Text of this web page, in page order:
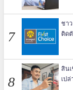
ชา
ติด
สิน
เป